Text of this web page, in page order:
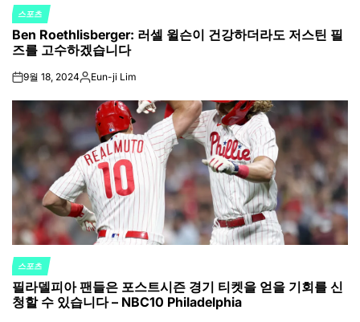
POSTED
IN
스포츠
Ben Roethlisberger: 러셀 윌슨이 건강하더라도 저스틴 필
즈를 고수하겠습니다
on9월 18, 2024Posted
Eun-ji Lim
POSTED
IN
스포츠
필라델피아 팬들은 포스트시즌 경기 티켓을 얻을 기회를 신
청할 수 있습니다 – NBC10 Philadelphia